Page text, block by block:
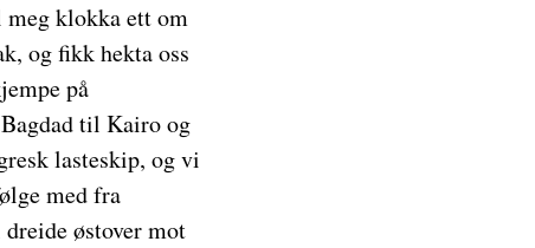
meg klokka ett om
og fikk hekta oss
på
til Kairo og
lasteskip, og vi
med fra
østover mot